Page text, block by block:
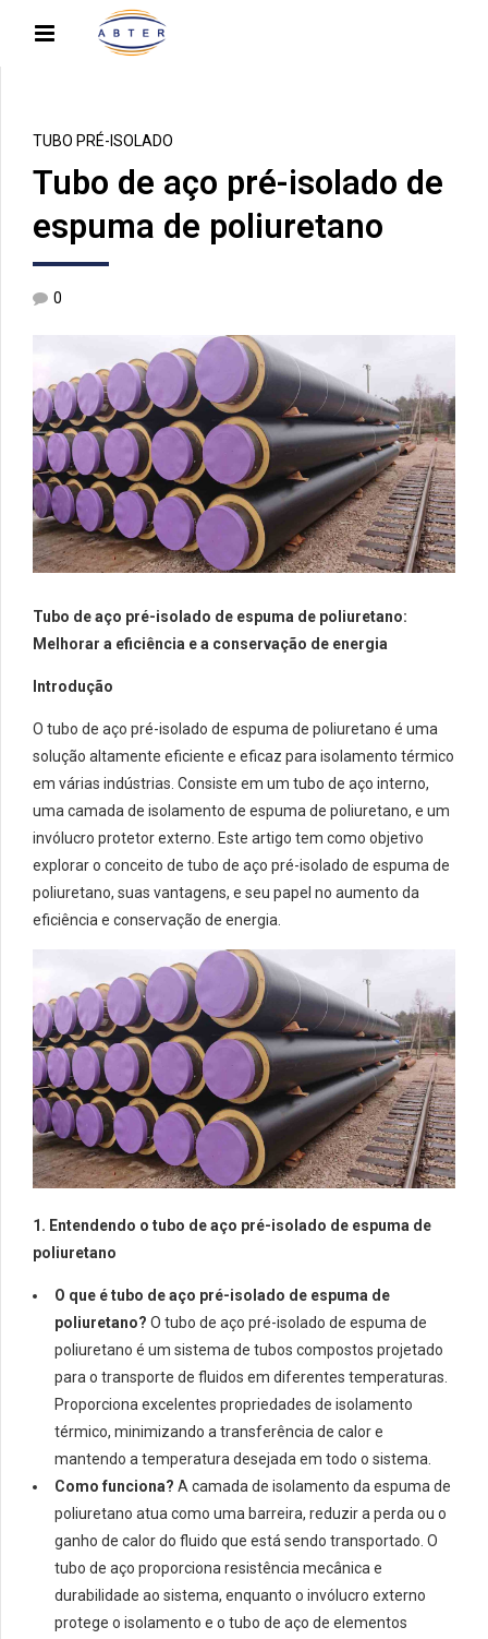
TUBO PRÉ-ISOLADO
Tubo de aço pré-isolado de
espuma de poliuretano
0
Tubo de aço pré-isolado de espuma de poliuretano:
Melhorar a eficiência e a conservação de energia
Introdução
O tubo de aço pré-isolado de espuma de poliuretano é uma
solução altamente eficiente e eficaz para isolamento térmico
em várias indústrias. Consiste em um tubo de aço interno,
uma camada de isolamento de espuma de poliuretano, e um
invólucro protetor externo. Este artigo tem como objetivo
explorar o conceito de tubo de aço pré-isolado de espuma de
poliuretano, suas vantagens, e seu papel no aumento da
eficiência e conservação de energia.
1. Entendendo o tubo de aço pré-isolado de espuma de
poliuretano
O que é tubo de aço pré-isolado de espuma de
poliuretano? O tubo de aço pré-isolado de espuma de
poliuretano é um sistema de tubos compostos projetado
para o transporte de fluidos em diferentes temperaturas.
Proporciona excelentes propriedades de isolamento
térmico, minimizando a transferência de calor e
mantendo a temperatura desejada em todo o sistema.
Como funciona? A camada de isolamento da espuma de
poliuretano atua como uma barreira, reduzir a perda ou o
ganho de calor do fluido que está sendo transportado. O
tubo de aço proporciona resistência mecânica e
durabilidade ao sistema, enquanto o invólucro externo
protege o isolamento e o tubo de aço de elementos